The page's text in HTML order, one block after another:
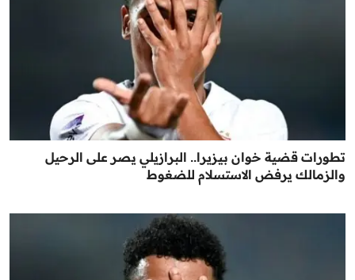
تطورات قضية خوان بيزيرا.. البرازيلي يصر على الرحيل
والزمالك يرفض الاستسلام للضغوط